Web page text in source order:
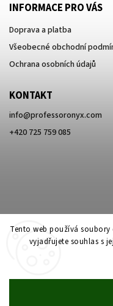
Tento web používá
vyjadřujete souhlas s
INFORMACE PRO VÁS
Doprava a platba
Všeobecné obchodní
Ochrana osobních údajů
KONTAKT
info@professoronyx.com
+420 725 759 085